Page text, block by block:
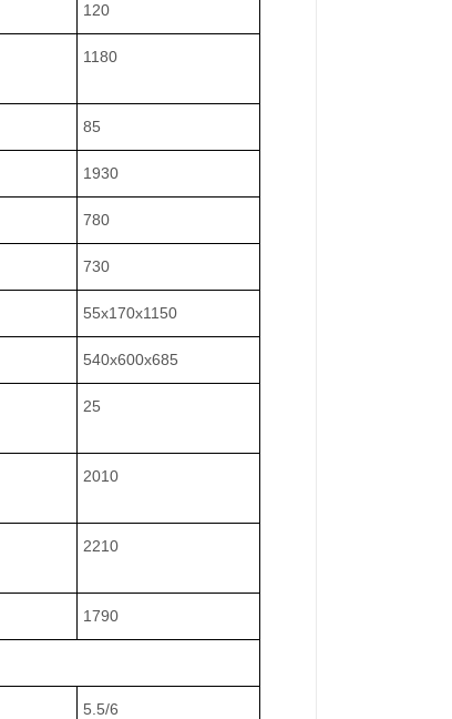
120
1180
85
1930
780
730
55x170x1150
540x600x685
25
2010
2210
1790
5.5/6